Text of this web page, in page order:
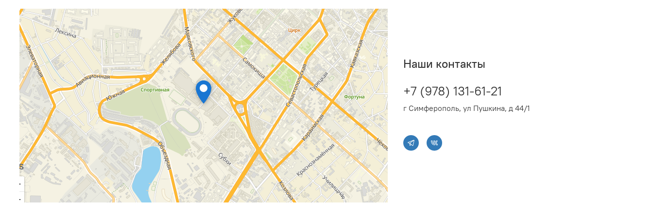
Наши контакты
+7 (978) 131-61-21
г Симферополь, ул Пушкина, д 44/1